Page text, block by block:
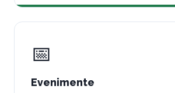
📅
Evenimente